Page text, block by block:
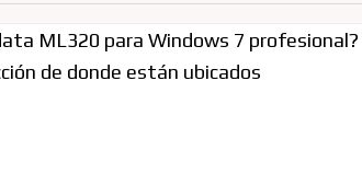
ML320 para Windows 7 profesional?
de donde están ubicados